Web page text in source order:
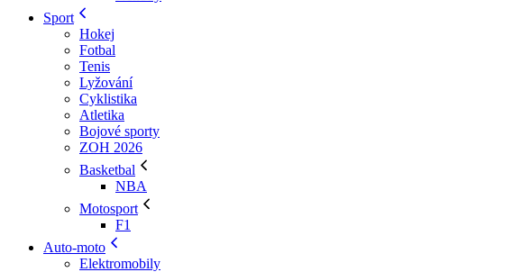
Sport
Hokej
Fotbal
Tenis
Lyžování
Cyklistika
Atletika
Bojové sporty
ZOH 2026
Basketbal
NBA
Motosport
F1
Auto-moto
Elektromobily